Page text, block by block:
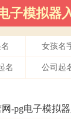
子模拟器
女孩名
名 公司起
-pg电子模拟